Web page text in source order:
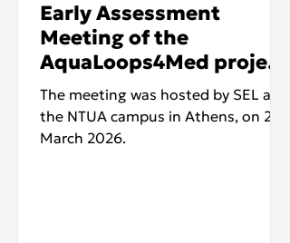
Early Assessment
Meeting of the
AquaLoops4Med project
held in Athens
The meeting was hosted by SEL at
the NTUA campus in Athens, on 2
March 2026.